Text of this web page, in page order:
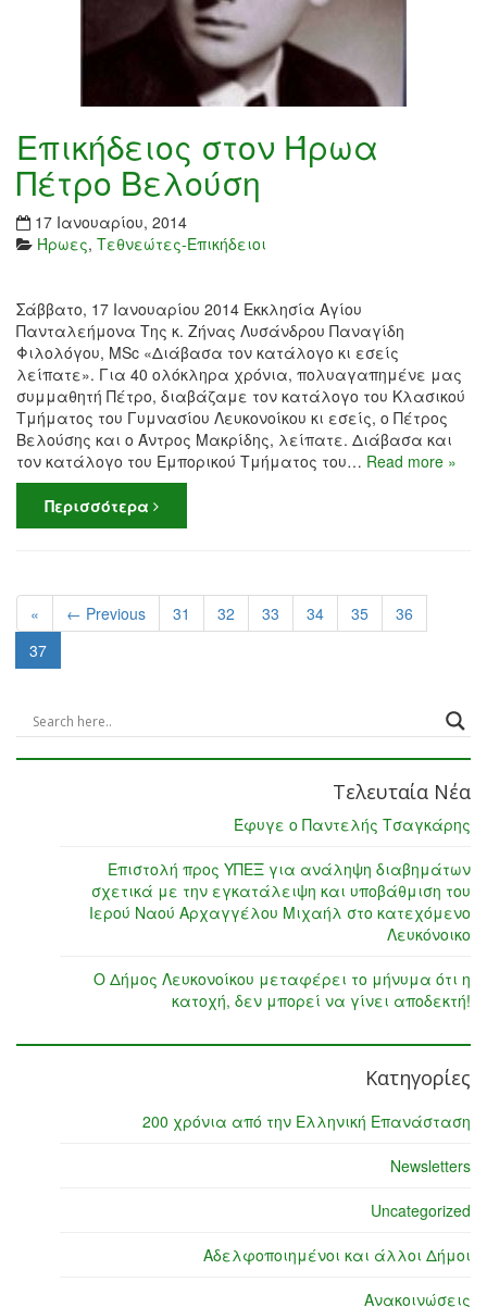
Επικήδειος στον Ήρωα
Πέτρο Βελούση
17 Ιανουαρίου, 2014
Ήρωες, Τεθνεώτες-Επικήδειοι
Σάββατο, 17 Ιανουαρίου 2014 Εκκλησία Αγίου
Πανταλεήμονα Της κ. Ζήνας Λυσάνδρου Παναγίδη
Φιλολόγου, MSc «Διάβασα τον κατάλογο κι εσείς
λείπατε». Για 40 ολόκληρα χρόνια, πολυαγαπημένε μας
συμμαθητή Πέτρο, διαβάζαμε τον κατάλογο του Κλασικού
Τμήματος του Γυμνασίου Λευκονοίκου κι εσείς, ο Πέτρος
Βελούσης και ο Άντρος Μακρίδης, λείπατε. Διάβασα και
τον κατάλογο του Εμπορικού Τμήματος του… Read more »
Περισσότερα
« ← Previous 31 32 33 34 35
36
37
Τελευταία Νέα
Έφυγε ο Παντελής Τσαγκάρης
Επιστολή προς ΥΠΕΞ για ανάληψη διαβημάτων
σχετικά με την εγκατάλειψη και υποβάθμιση του
Ιερού Ναού Αρχαγγέλου Μιχαήλ στο κατεχόμενο
Λευκόνοικο
Ο Δήμος Λευκονοίκου μεταφέρει το μήνυμα ότι η
κατοχή, δεν μπορεί να γίνει αποδεκτή!
Κατηγορίες
200 χρόνια από την Ελληνική Επανάσταση
Newsletters
Uncategorized
Αδελφοποιημένοι και άλλοι Δήμοι
Ανακοινώσεις